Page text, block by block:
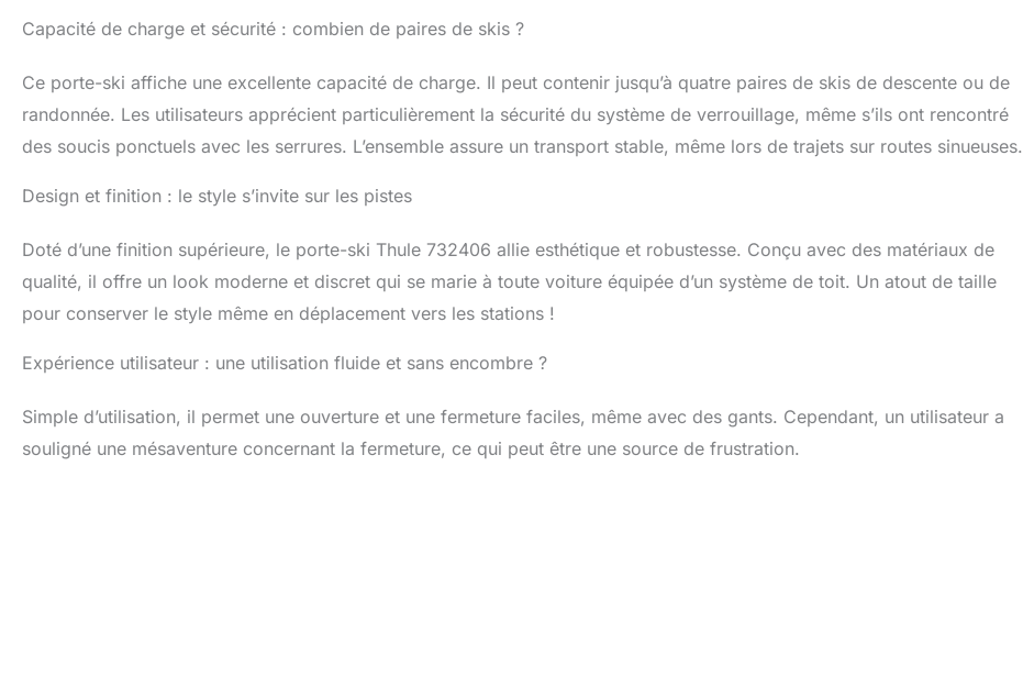
Capacité de charge et sécurité : combien de paires de skis ?
Ce porte-ski affiche une excellente capacité de charge. Il peut contenir jusqu’à quatre paires de skis de descente ou de
randonnée. Les utilisateurs apprécient particulièrement la sécurité du système de verrouillage, même s’ils ont rencontré
des soucis ponctuels avec les serrures. L’ensemble assure un transport stable, même lors de trajets sur routes sinueuses.
Design et finition : le style s’invite sur les pistes
Doté d’une finition supérieure, le porte-ski Thule 732406 allie esthétique et robustesse. Conçu avec des matériaux de
qualité, il offre un look moderne et discret qui se marie à toute voiture équipée d’un système de toit. Un atout de taille
pour conserver le style même en déplacement vers les stations !
Expérience utilisateur : une utilisation fluide et sans encombre ?
Simple d’utilisation, il permet une ouverture et une fermeture faciles, même avec des gants. Cependant, un utilisateur a
souligné une mésaventure concernant la fermeture, ce qui peut être une source de frustration.